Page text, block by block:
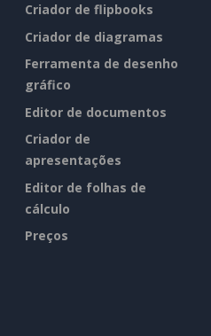
Criador de flipbooks
Criador de diagramas
Ferramenta de desenho
gráfico
Editor de documentos
Criador de
apresentações
Editor de folhas de
cálculo
Preços